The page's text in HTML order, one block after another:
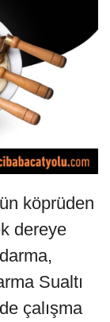
köprüden
dereye
Sualtı
çalışma